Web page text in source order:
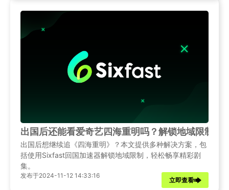
出国后还能看爱奇艺四海重明吗？解锁地域限制攻
出国后想继续追《四海重明》？本文提供多种解决方案，包
括使用Sixfast回国加速器解锁地域限制，轻松畅享精彩剧
集。
发布于2024-11-12 14:33:16
立即查看